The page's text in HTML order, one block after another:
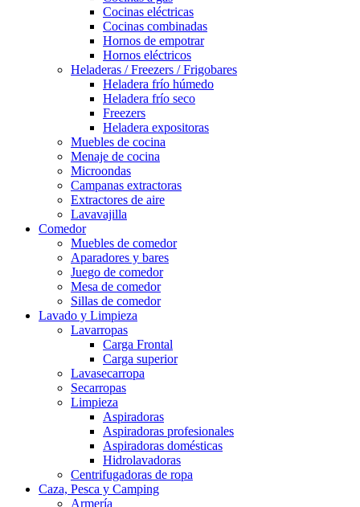
Cocinas eléctricas
Cocinas combinadas
Hornos de empotrar
Hornos eléctricos
Heladeras / Freezers / Frigobares
Heladera frío húmedo
Heladera frío seco
Freezers
Heladera expositoras
Muebles de cocina
Menaje de cocina
Microondas
Campanas extractoras
Extractores de aire
Lavavajilla
Comedor
Muebles de comedor
Aparadores y bares
Juego de comedor
Mesa de comedor
Sillas de comedor
Lavado y Limpieza
Lavarropas
Carga Frontal
Carga superior
Lavasecarropa
Secarropas
Limpieza
Aspiradoras
Aspiradoras profesionales
Aspiradoras domésticas
Hidrolavadoras
Centrifugadoras de ropa
Caza, Pesca y Camping
Armería